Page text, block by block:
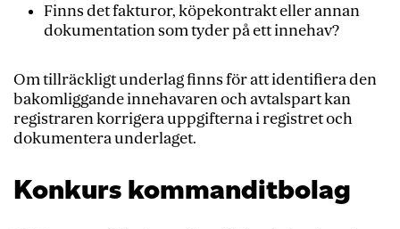
Finns det fakturor, köpekontrakt eller annan
dokumentation som tyder på ett innehav?
Om tillräckligt underlag finns för att identifiera den
bakomliggande innehavaren och avtalspart kan
registraren korrigera uppgifterna i registret och
dokumentera underlaget.
Konkurs kommanditbolag